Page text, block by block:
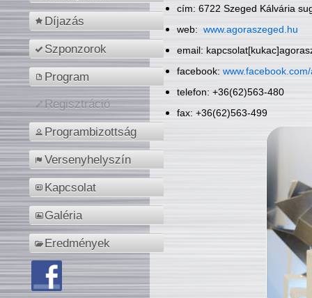
Díjazás
Szponzorok
Program
Regisztráció
Programbizottság
Versenyhelyszín
Kapcsolat
Galéria
Eredmények
cím: 6722 Szeged Kálvária
web: www.agoraszeged.hu
email:
facebook:
telefon: +36(62)563-480
fax: +36(62)563-499